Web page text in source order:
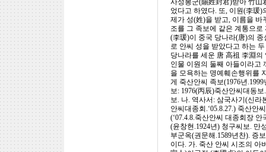
사성봉군(賜姓封君)받아 竹山
었다고 하였다. 또, 이원(李瑗)
제가 성(姓)을 받고, 이름을 바
조를 그 족보에 같은 계통으
(李瑗)이 중국 당나라(唐)의
로 안씨 성을 받았다고 하는
당나라를 세운 唐 高祖 李淵
인물 이원의 둘째 아들이라고
을 모욕하는 명예훼손행위를
게 죽산안씨 족보(1976년
보: 1976(丙辰)죽산안씨대동
보. 나. 역사서: 삼국사기(신라
안씨대종회.‘05.8.27.) 죽산안
(‘07.4.8.죽산안씨 대종회장
(윤창현.1924년) 청구씨보. 만
부군옥(권문해.1589년찬). 증
이다. 가. 죽산 안씨 시조의 아